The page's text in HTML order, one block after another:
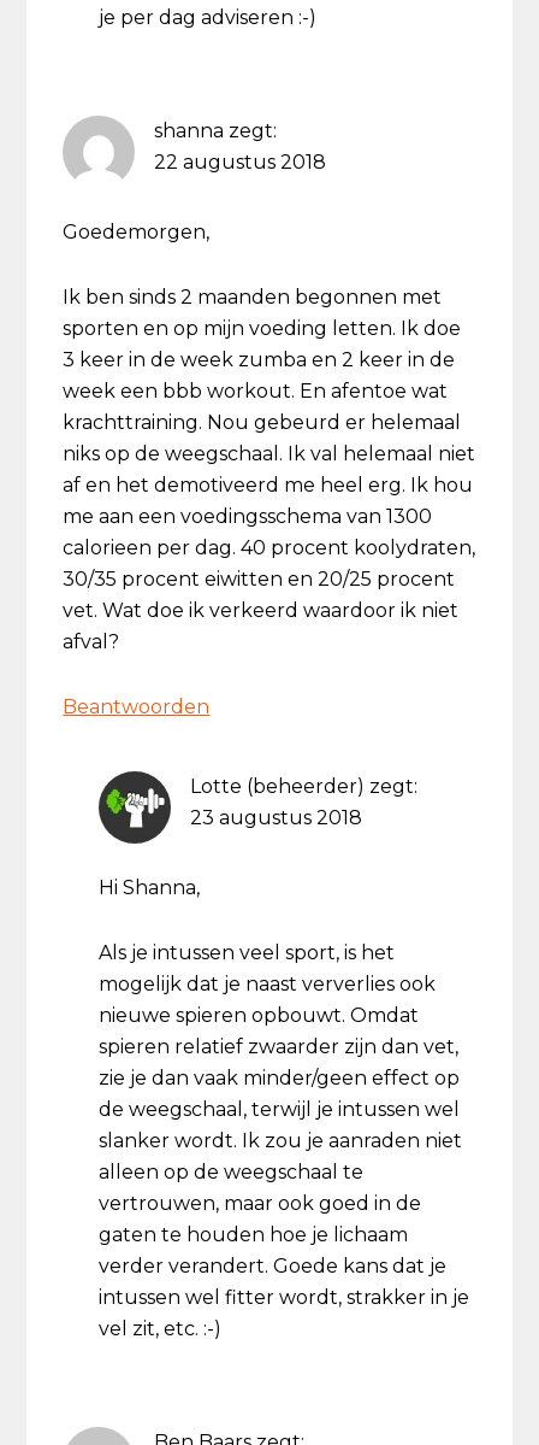
je per dag adviseren :-)
shanna zegt:
22 augustus 2018
Goedemorgen,
Ik ben sinds 2 maanden begonnen met
sporten en op mijn voeding letten. Ik doe
3 keer in de week zumba en 2 keer in de
week een bbb workout. En afentoe wat
krachttraining. Nou gebeurd er helemaal
niks op de weegschaal. Ik val helemaal niet
af en het demotiveerd me heel erg. Ik hou
me aan een voedingsschema van 1300
calorieen per dag. 40 procent koolydraten,
30/35 procent eiwitten en 20/25 procent
vet. Wat doe ik verkeerd waardoor ik niet
afval?
Beantwoorden
Lotte (beheerder) zegt:
23 augustus 2018
Hi Shanna,
Als je intussen veel sport, is het
mogelijk dat je naast ververlies ook
nieuwe spieren opbouwt. Omdat
spieren relatief zwaarder zijn dan vet,
zie je dan vaak minder/geen effect op
de weegschaal, terwijl je intussen wel
slanker wordt. Ik zou je aanraden niet
alleen op de weegschaal te
vertrouwen, maar ook goed in de
gaten te houden hoe je lichaam
verder verandert. Goede kans dat je
intussen wel fitter wordt, strakker in je
vel zit, etc. :-)